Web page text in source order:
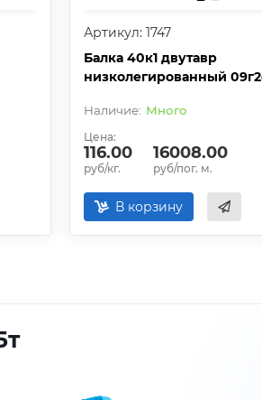
Артикул: 1747
Балка 40к1 двутавр
низколегированный
Много
Цена:
116.00
руб/кг.
16008.00
руб/пог. м.
В корзину